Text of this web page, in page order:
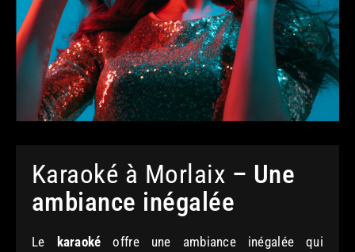
Karaoké à Morlaix – Une
ambiance inégalée
Le karaoké offre une ambiance inégalée qui